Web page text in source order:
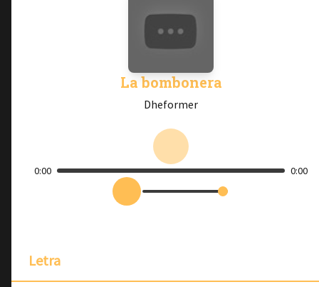
La bombonera
Dheformer
0:00 0:00
Letra